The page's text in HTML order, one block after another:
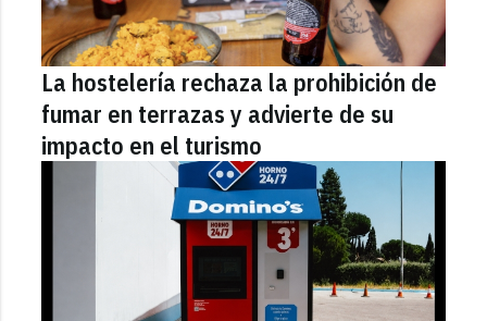
La hostelería rechaza la prohibición de
fumar en terrazas y advierte de su
impacto en el turismo